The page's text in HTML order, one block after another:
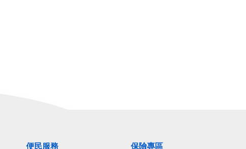
便民服務 保險專區